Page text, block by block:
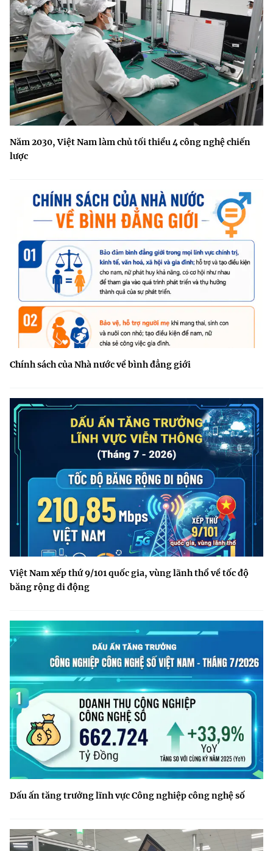
Năm 2030, Việt Nam làm chủ tối thiểu 4 công nghệ chiến
lược
Chính sách của Nhà nước về bình đẳng giới
Việt Nam xếp thứ 9/101 quốc gia, vùng lãnh thổ về tốc độ
băng rộng di động
Dấu ấn tăng trưởng lĩnh vực Công nghiệp công nghệ số